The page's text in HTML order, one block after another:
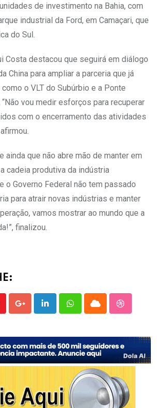
de investimento na Bahia, com
industrial da Ford, em Camaçari, que
do Sul.
Costa destacou que seguirá em diálogo
China para ampliar a parceria que já
o VLT do Subúrbio e a Ponte
vou medir esforços para recuperar
com o encerramento das atividades
ainda que não abre mão de manter em
cadeia produtiva da indústria
o Governo Federal não tem passado
para atrair novas indústrias e manter
vamos mostrar ao mundo que a
finalizou.
Google+LinkedInWhatsappCloud